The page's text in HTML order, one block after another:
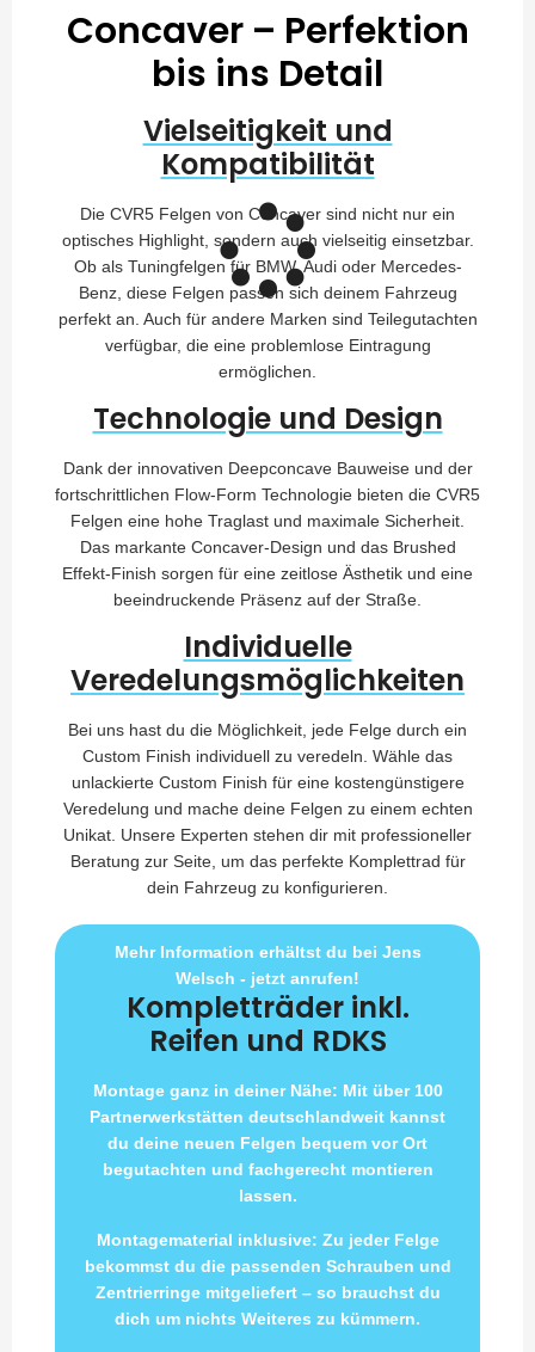
Concaver – Perfektion
bis ins Detail
Vielseitigkeit und
Kompatibilität
Die CVR5 Felgen von Concaver sind nicht nur ein
optisches Highlight, sondern auch vielseitig einsetzbar.
Ob als Tuningfelgen für BMW, Audi oder Mercedes-
Benz, diese Felgen passen sich deinem Fahrzeug
perfekt an. Auch für andere Marken sind Teilegutachten
verfügbar, die eine problemlose Eintragung
ermöglichen.
Technologie und Design
Dank der innovativen Deepconcave Bauweise und der
fortschrittlichen Flow-Form Technologie bieten die CVR5
Felgen eine hohe Traglast und maximale Sicherheit.
Das markante Concaver-Design und das Brushed
Effekt-Finish sorgen für eine zeitlose Ästhetik und eine
beeindruckende Präsenz auf der Straße.
Individuelle
Veredelungsmöglichkeiten
Bei uns hast du die Möglichkeit, jede Felge durch ein
Custom Finish individuell zu veredeln. Wähle das
unlackierte Custom Finish für eine kostengünstigere
Veredelung und mache deine Felgen zu einem echten
Unikat. Unsere Experten stehen dir mit professioneller
Beratung zur Seite, um das perfekte Komplettrad für
dein Fahrzeug zu konfigurieren.
Mehr Information erhältst du bei Jens
Welsch - jetzt anrufen!
Kompletträder inkl.
Reifen und RDKS
Montage ganz in deiner Nähe: Mit über 100
Partnerwerkstätten deutschlandweit kannst
du deine neuen Felgen bequem vor Ort
begutachten und fachgerecht montieren
lassen.
Montagematerial inklusive: Zu jeder Felge
bekommst du die passenden Schrauben und
Zentrierringe mitgeliefert – so brauchst du
dich um nichts Weiteres zu kümmern.